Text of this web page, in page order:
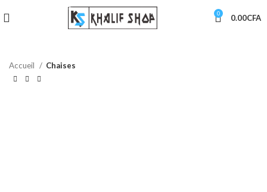
0 0.00CFA
Accueil Chaises